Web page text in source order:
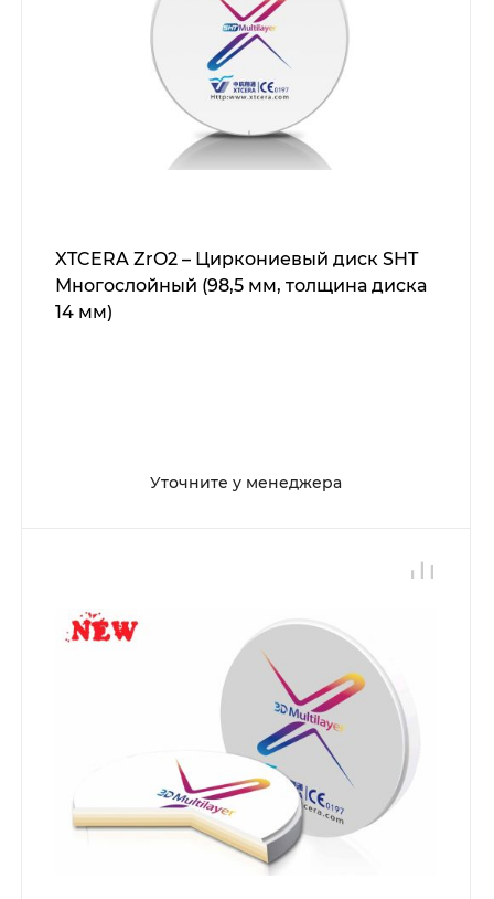
XTCERA ZrO2 – Циркониевый диск SHT
Многослойный (98,5 мм, толщина диска
14 мм)
Уточните у менеджера